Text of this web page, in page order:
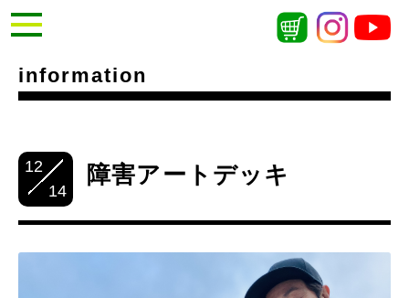
information
12
14
障害アートデッキ